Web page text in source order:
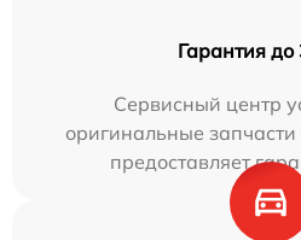
Гарантия до
Сервисный центр
оригинальные запчасти
предоставляет